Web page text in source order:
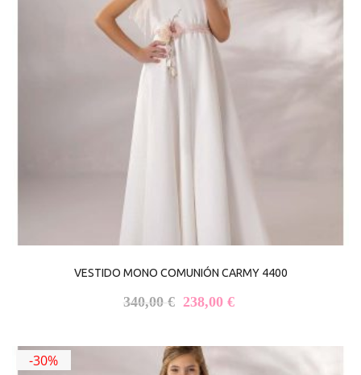
VESTIDO MONO COMUNIÓN CARMY 4400
340,00€ El precio original era: 340,00
238,00 €
-30%